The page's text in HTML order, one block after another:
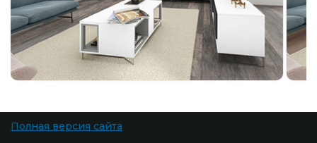
Полная версия сайта